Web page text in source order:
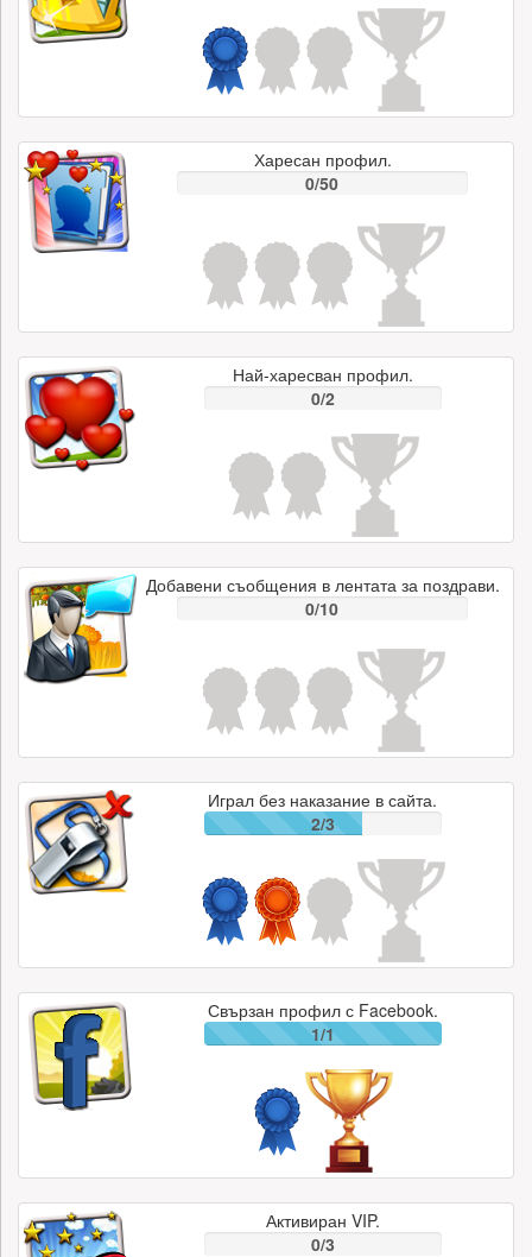
Харесан профил.
0/50
Най-харесван профил.
0/2
Добавени съобщения в лентата за поздрави.
0/10
Играл без наказание в сайта.
2/3
Свързан профил с Facebook.
1/1
Активиран VIP.
0/3